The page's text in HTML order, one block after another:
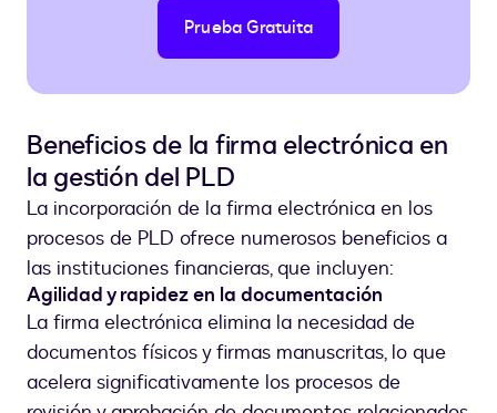
Prueba Gratuita
Beneficios de la firma electrónica en
la gestión del PLD
La incorporación de la firma electrónica en los
procesos de PLD ofrece numerosos beneficios a
las instituciones financieras, que incluyen:
Agilidad y rapidez en la documentación
La firma electrónica elimina la necesidad de
documentos físicos y firmas manuscritas, lo que
acelera significativamente los procesos de